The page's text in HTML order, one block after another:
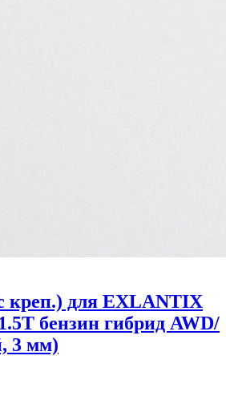
креп.) для EXLANTIX
бензин гибрид AWD/
3 мм)